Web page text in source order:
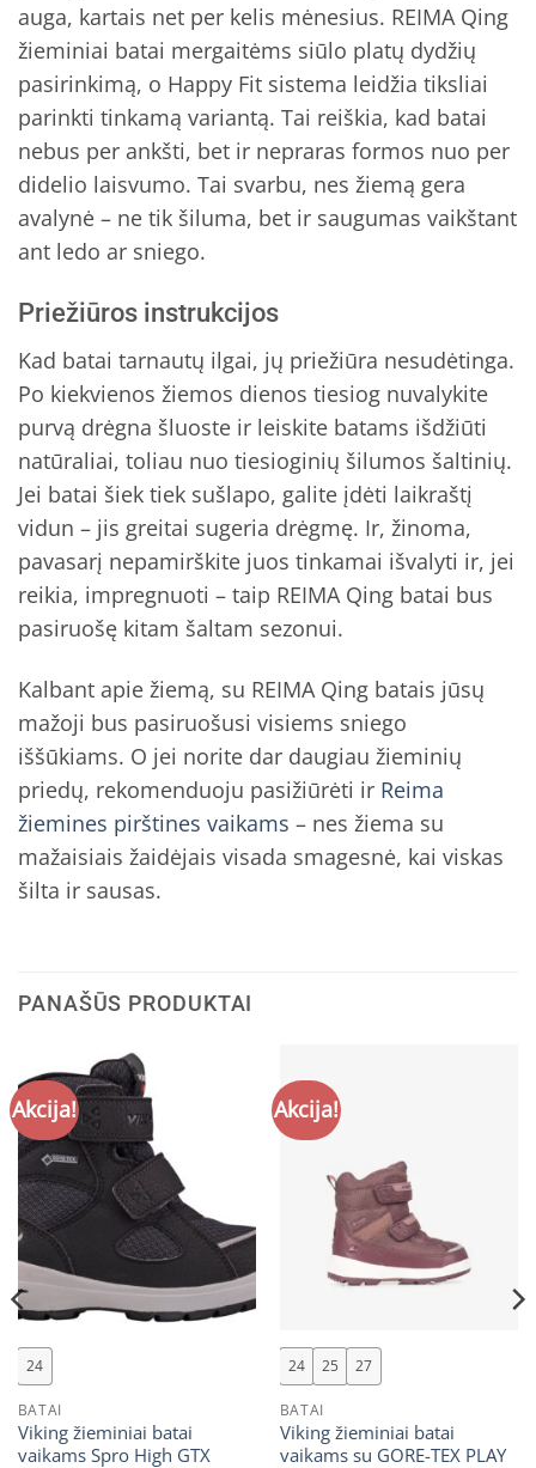
auga, kartais net per kelis mėnesius. REIMA Qing
žieminiai batai mergaitėms siūlo platų dydžių
pasirinkimą, o Happy Fit sistema leidžia tiksliai
parinkti tinkamą variantą. Tai reiškia, kad batai
nebus per ankšti, bet ir nepraras formos nuo per
didelio laisvumo. Tai svarbu, nes žiemą gera
avalynė – ne tik šiluma, bet ir saugumas vaikštant
ant ledo ar sniego.
Priežiūros instrukcijos
Kad batai tarnautų ilgai, jų priežiūra nesudėtinga.
Po kiekvienos žiemos dienos tiesiog nuvalykite
purvą drėgna šluoste ir leiskite batams išdžiūti
natūraliai, toliau nuo tiesioginių šilumos šaltinių.
Jei batai šiek tiek sušlapo, galite įdėti laikraštį
vidun – jis greitai sugeria drėgmę. Ir, žinoma,
pavasarį nepamirškite juos tinkamai išvalyti ir, jei
reikia, impregnuoti – taip REIMA Qing batai bus
pasiruošę kitam šaltam sezonui.
Kalbant apie žiemą, su REIMA Qing batais jūsų
mažoji bus pasiruošusi visiems sniego
iššūkiams. O jei norite dar daugiau žieminių
priedų, rekomenduoju pasižiūrėti ir Reima
žiemines pirštines vaikams – nes žiema su
mažaisiais žaidėjais visada smagesnė, kai viskas
šilta ir sausas.
PANAŠŪS PRODUKTAI
Akcija!
24
BATAI
Viking žieminiai batai
vaikams Spro High GTX
Akcija!
24 25 27
BATAI
Viking žieminiai batai
vaikams su GORE-TEX PLAY